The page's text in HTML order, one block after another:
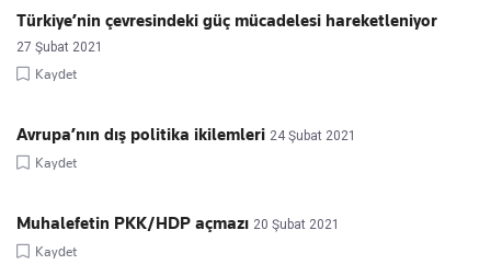
Türkiye’nin çevresindeki güç mücadelesi hareketleniyor
27 Şubat 2021
Kaydet
Avrupa’nın dış politika ikilemleri 24 Şubat 2021
Kaydet
Muhalefetin PKK/HDP açmazı 20 Şubat 2021
Kaydet